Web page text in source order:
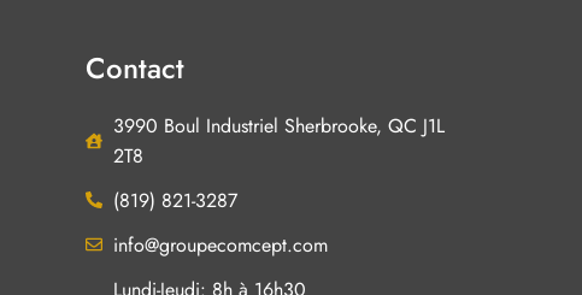
Contact
3990 Boul Industriel Sherbrooke, QC J1L
2T8
(819) 821-3287
info@groupecomcept.com
Lundi-Jeudi: 8h à 16h30